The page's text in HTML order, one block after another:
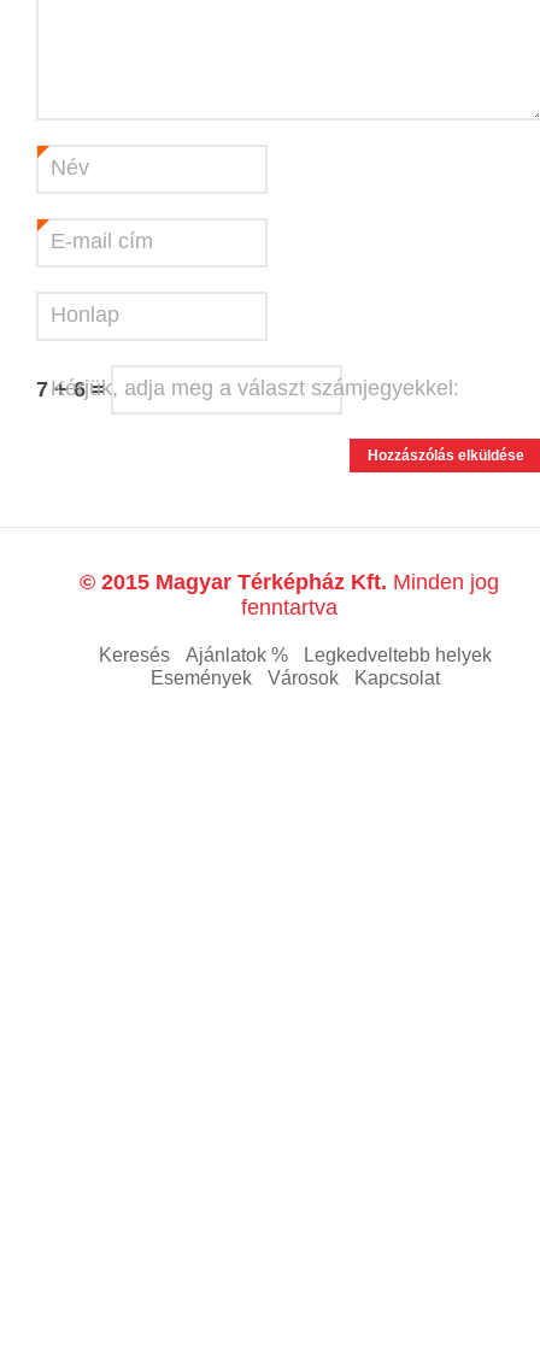
Név
E-mail cím
Honlap
Kérjük, adja meg a választ számjegyekkel:
7 + 6 =
© 2015 Magyar Térképház Kft. Minden jog
fenntartva
Keresés Ajánlatok %
Legkedveltebb helyek
Események
Városok Kapcsolat